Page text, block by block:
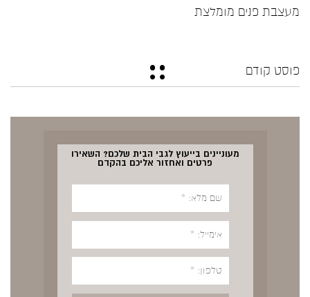
מעצבת פנים מומלצת
פוסט קודם
מעוניינים בייעוץ לגבי הבית שלכם? השאירו
פרטים ואחזור אליכם בהקדם